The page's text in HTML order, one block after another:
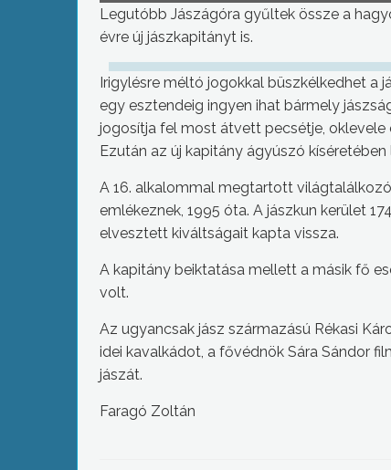
Legutóbb Jászágóra gyűltek össze a
évre új jászkapitányt is.
Irigylésre méltó jogokkal büszkélkedhet a
egy esztendeig ingyen ihat bármely
jogosítja fel most átvett pecsétje, oklevele
Ezután az új kapitány ágyúszó
A 16. alkalommal megtartott
emlékeznek, 1995 óta. A jászkun kerület
elvesztett kiváltságait kapta vissza.
A kapitány beiktatása mellett a másik fő
volt.
Az ugyancsak jász származású Rékasi
idei kavalkádot, a fővédnök Sára Sándor
jászát.
Faragó Zoltán